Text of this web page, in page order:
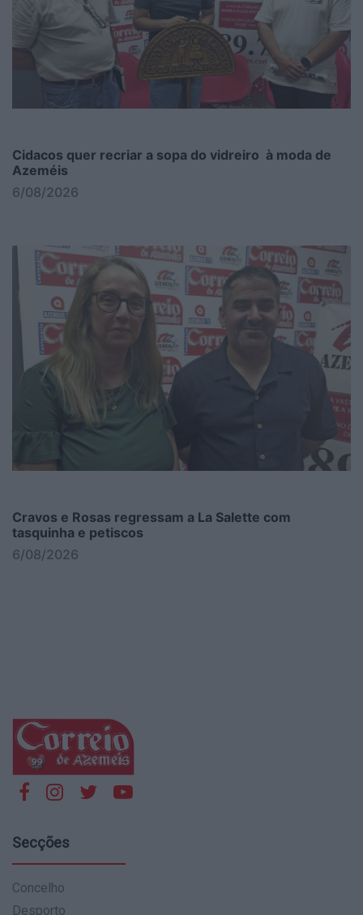
Cidacos quer recriar a sopa do vidreiro à moda de
Azeméis
6/08/2026
Cravos e Rosas regressam a La Salette com
tasquinha e petiscos
6/08/2026
Secções
Concelho
Desporto